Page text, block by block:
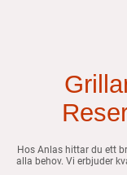
Hos Anlas hittar du ett
alla behov. Vi erbjuder